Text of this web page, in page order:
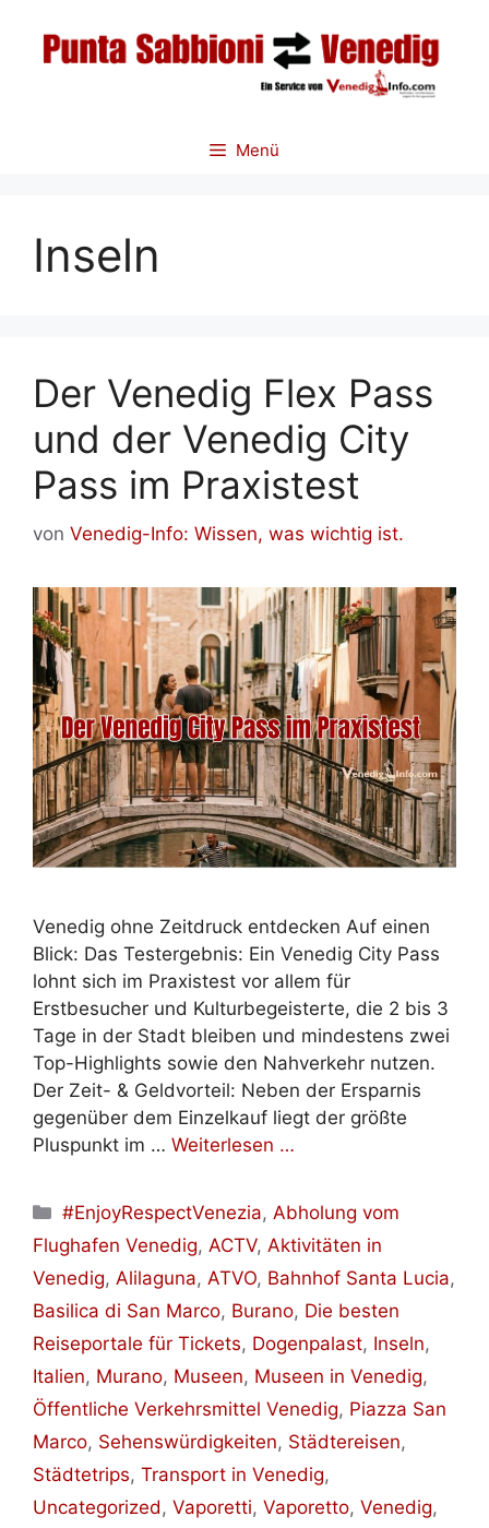
Inhalt
springen
Menü
Inseln
Der Venedig Flex Pass
und der Venedig City
Pass im Praxistest
von Venedig-Info: Wissen, was wichtig ist.
Venedig ohne Zeitdruck entdecken Auf einen
Blick: Das Testergebnis: Ein Venedig City Pass
lohnt sich im Praxistest vor allem für
Erstbesucher und Kulturbegeisterte, die 2 bis 3
Tage in der Stadt bleiben und mindestens zwei
Top-Highlights sowie den Nahverkehr nutzen.
Der Zeit- & Geldvorteil: Neben der Ersparnis
gegenüber dem Einzelkauf liegt der größte
Pluspunkt im … Weiterlesen …
Kategorien
#EnjoyRespectVenezia,Abholung vom
Flughafen Venedig, ACTV, Aktivitäten in
Venedig, Alilaguna, ATVO, Bahnhof Santa Lucia,
Basilica di San Marco, Burano, Die besten
Reiseportale für Tickets, Dogenpalast, Inseln,
Italien, Murano, Museen, Museen in Venedig,
Öffentliche Verkehrsmittel Venedig, Piazza San
Marco, Sehenswürdigkeiten, Städtereisen,
Städtetrips, Transport in Venedig,
Uncategorized, Vaporetti, Vaporetto, Venedig,